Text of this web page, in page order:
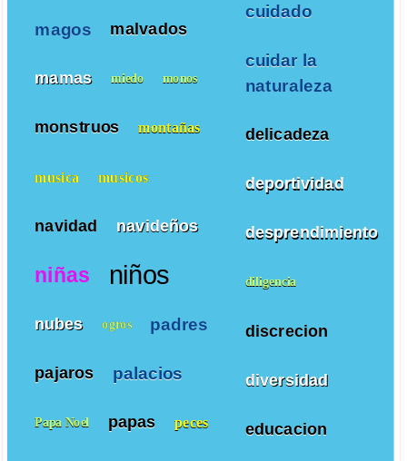
cuidado
cuidar la
naturaleza
delicadeza
deportividad
desprendimiento
diligencia
discrecion
diversidad
educacion
magos malvados
mamas miedo monos
monstruos montañas
musica musicos
navidad navideños
niñas niños
nubes ogros padres
pajaros palacios
Papa Noel papas peces